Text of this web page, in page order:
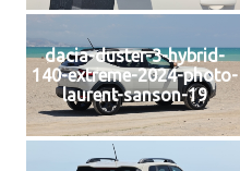
dacia-duster-3-hybrid-
140-extreme-2024-photo-
laurent-sanson-19